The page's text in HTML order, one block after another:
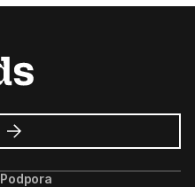
o
Oglasi
Mozilla
Podpora